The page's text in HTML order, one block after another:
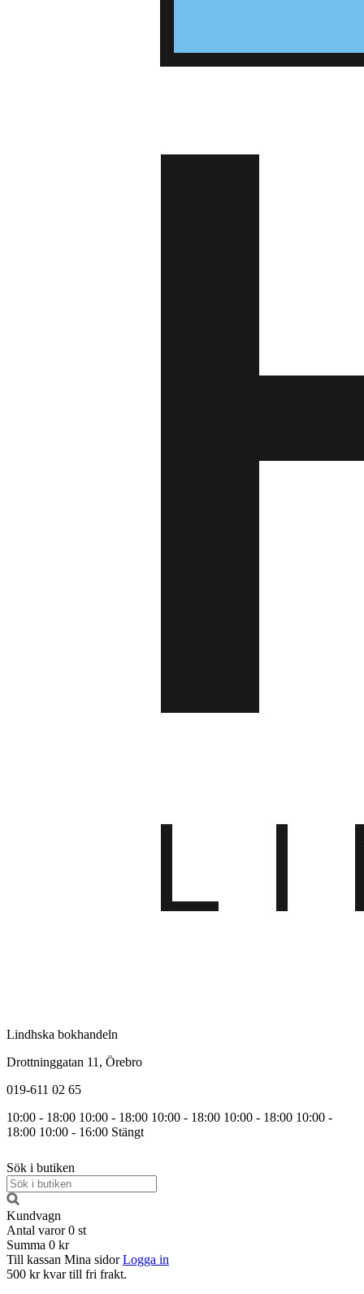
Lindhska bokhandeln
Drottninggatan 11, Örebro
019-611 02 65
10:00 - 18:00 10:00 - 18:00 10:00 - 18:00 10:00 - 18:00 10:00 -
18:00 10:00 - 16:00 Stängt
Sök i butiken
Kundvagn
Antal varor 0 st
Summa 0 kr
Till kassan Mina sidor Logga in
500 kr kvar till fri frakt.